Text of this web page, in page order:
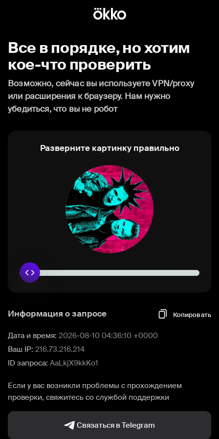
Все в порядке, но хотим
кое-что проверить
Возможно, сейчас вы используете VPN/proxy
или расширения к браузеру. Нам нужно
убедиться, что вы не робот
Разверните картинку правильно
Информация о запросе Копировать
Дата и время: 2026-08-10 04:36:10 +0000
Ваш IP: 216.73.216.214
ID запроса: AaLkjX9kkKo1
Если у вас возникли проблемы с прохождением
проверки, свяжитесь со службой поддержки
Связаться в Telegram